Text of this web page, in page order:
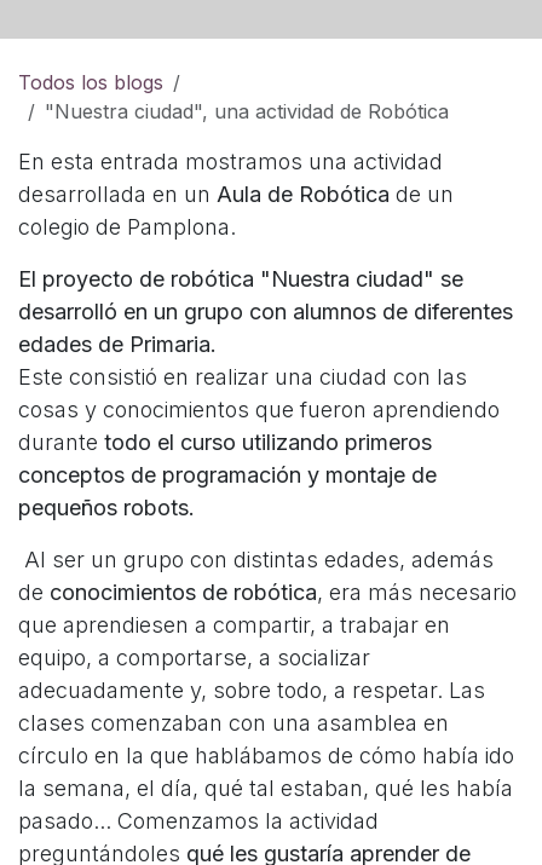
Todos los blogs
"Nuestra ciudad", una actividad de Robótica
En esta entrada mostramos una actividad
desarrollada en un Aula de Robótica de un
colegio de Pamplona.
El proyecto de robótica "Nuestra ciudad" se
desarrolló en un grupo con alumnos de diferentes
edades de Primaria.
Este consistió en realizar una ciudad con las
cosas y conocimientos que fueron aprendiendo
durante todo el curso utilizando primeros
conceptos de programación y montaje de
pequeños robots.
Al ser un grupo con distintas edades, además
de conocimientos de robótica, era más necesario
que aprendiesen a compartir, a trabajar en
equipo, a comportarse, a socializar
adecuadamente y, sobre todo, a respetar. Las
clases comenzaban con una asamblea en
círculo en la que hablábamos de cómo había ido
la semana, el día, qué tal estaban, qué les había
pasado... Comenzamos la actividad
preguntándoles qué les gustaría aprender de